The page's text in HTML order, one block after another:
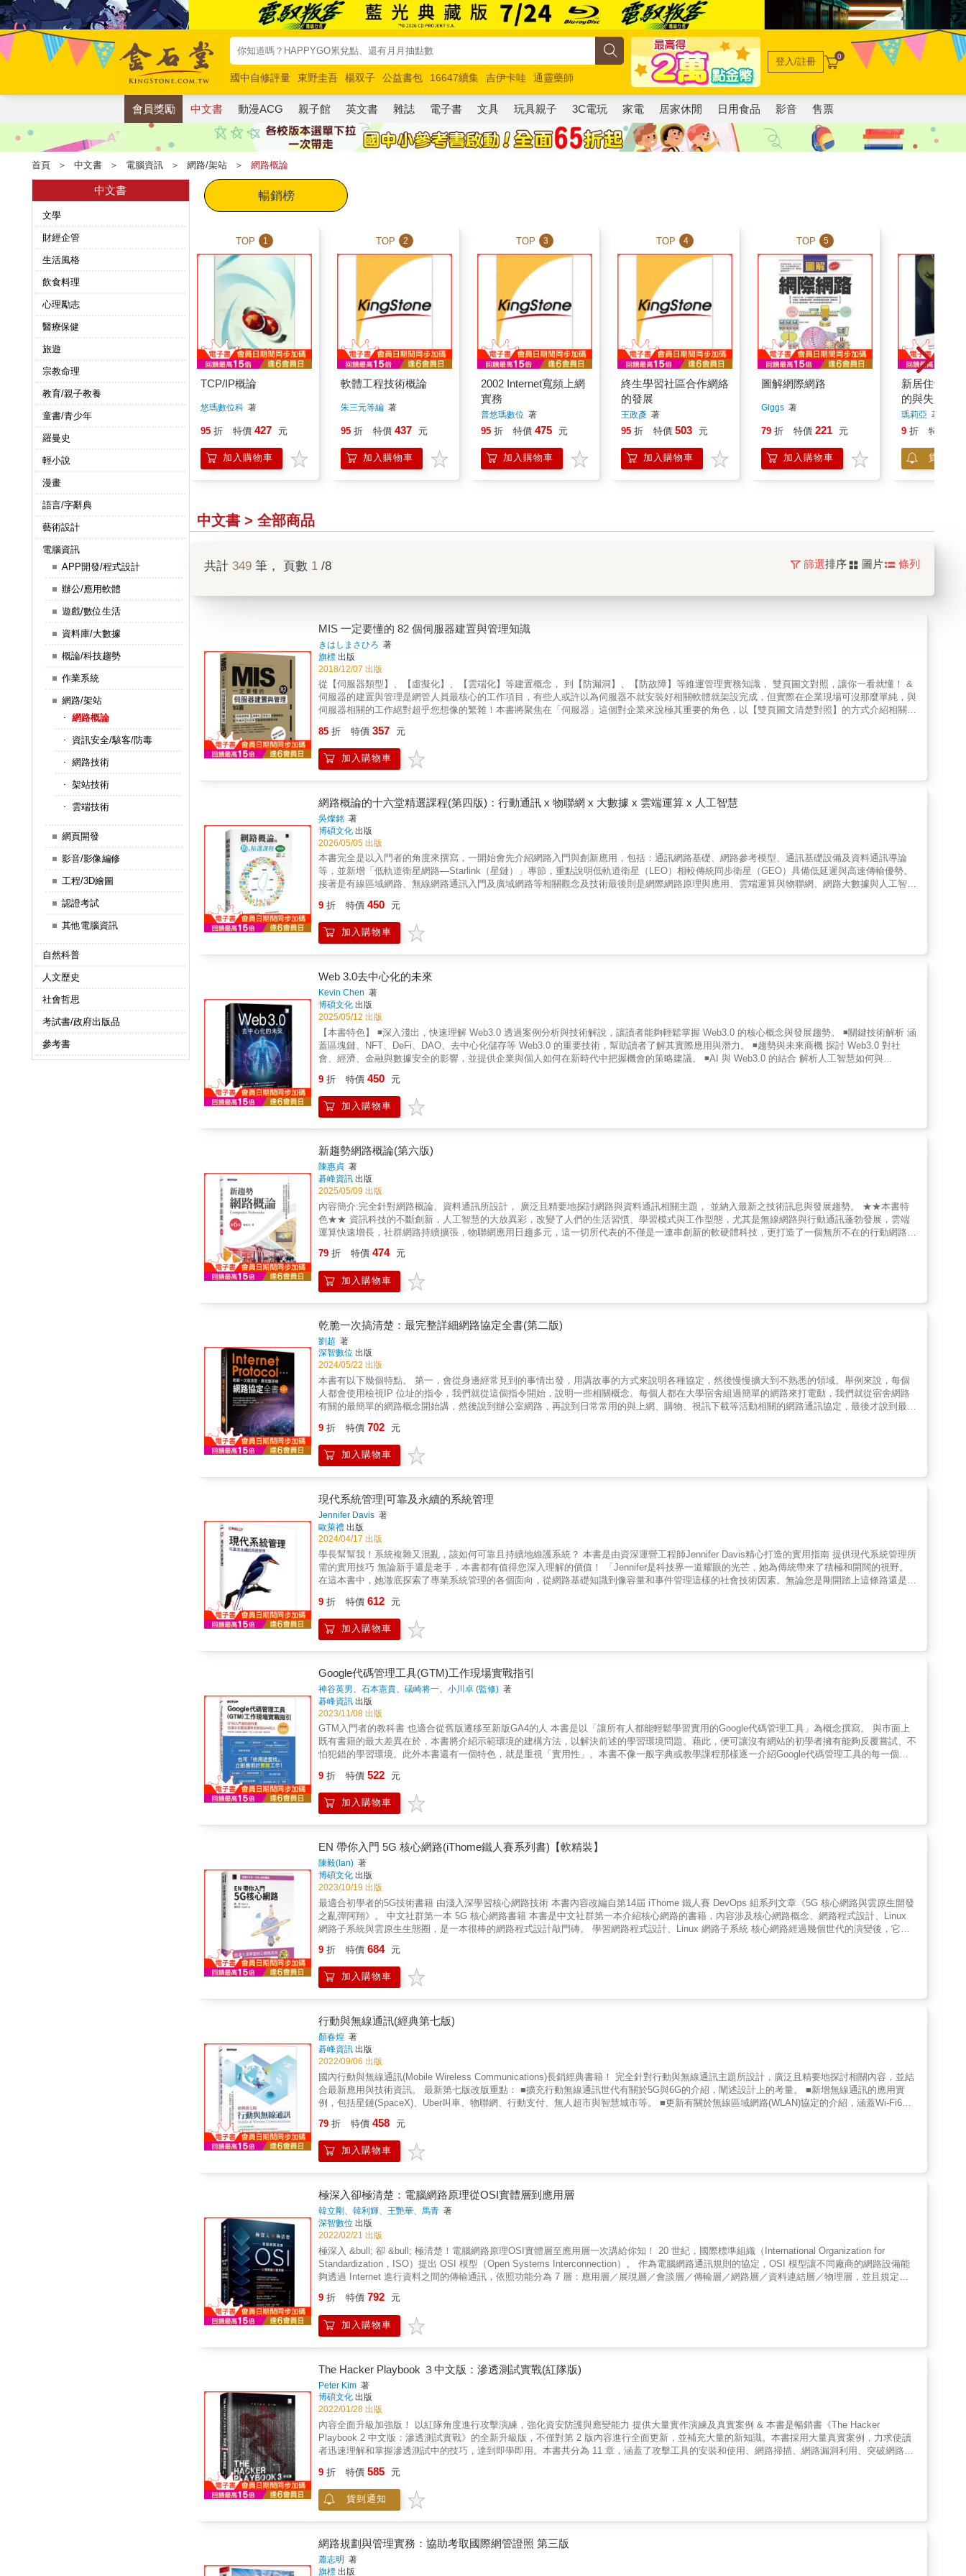
國中自修評量 東野圭吾 楊双子 公益書包 16647續集 吉伊卡哇
通靈藥師
唯紅花綻放
奧德賽 路邊攤新作 馬斯克 玩具總動員5 超慢跑
登入/註冊 0
會員獎勵 中文書 動漫ACG 親子館 英文書 雜誌 電子書 文具 玩具親子 3C電玩 家電 居家休閒 日用食品 影音 售票
首頁 ＞ 中文書 ＞ 電腦資訊 ＞ 網路/架站 ＞ 網路概論
中文書
文學
財經企管
生活風格
飲食料理
心理勵志
醫療保健
旅遊
宗教命理
教育/親子教養
童書/青少年
羅曼史
輕小說
漫畫
語言/字辭典
藝術設計
電腦資訊
APP開發/程式設計
辦公/應用軟體
遊戲/數位生活
資料庫/大數據
概論/科技趨勢
作業系統
網路/架站
網路概論
資訊安全/駭客/防毒
網路技術
架站技術
雲端技術
網頁開發
影音/影像編修
工程/3D繪圖
認證考試
其他電腦資訊
自然科普
人文歷史
社會哲思
考試書/政府出版品
參考書
暢銷榜
TOP 1
TCP/IP概論
悠瑪數位科著
95 折 特價 427 元
加入購物車
TOP 2
軟體工程技術概論
朱三元等編著
95 折 特價 437 元
加入購物車
TOP 3
2002 Internet寬頻上網
實務
普悠瑪數位 著
95 折 特價 475 元
加入購物車
TOP 4
終生學習社區合作網絡
的發展
王政彥著
95 折 特價 503 元
加入購物車
TOP 5
圖解網際網路
Giggs著
79 折 特價 221 元
加入購物車
新居住體：
的與失序的
瑪莉亞 著
9 折 特價
貨到通
中文書 > 全部商品
共計 349 筆， 頁數 1 /8 篩選排序 圖片 條列
MIS 一定要懂的 82 個伺服器建置與管理知識
きはしまさひろ 著
旗標 出版
2018/12/07 出版
從【伺服器類型】、【虛擬化】、【雲端化】等建置概念， 到【防漏洞】、【防故障】等維運管理實務知識， 雙頁圖文對照，讓你一看就懂！ &
伺服器的建置與管理是網管人員最核心的工作項目，有些人或許以為伺服器不就安裝好相關軟體就架設完成，但實際在企業現場可沒那麼單純，與
伺服器相關的工作絕對超乎您想像的繁雜！本書將聚焦在「伺服器」這個對企業來說極其重要的角色，以【雙頁圖文清楚對照】的方式介紹相關重
虛擬化、雲端化等 IT 技術持續發展，網管人員該如何與時俱進、在伺服器的建置上因應這些新議題？本書將列舉常見的對內、對外伺服器，讓您
完整認識其用途以及建置時必須注意的要點。 伺服器建置完成後，之後的維運管理工作更是重中之重，因為企業伺服器哪怕故障個 10 秒就可能造
成重大損失！本書也將大幅介紹預防伺服器故障、伺服器的資安防護、平時的效能監控、備份還原工作....等重要維運管理知識。 期盼本書能對有
選擇重點 ●RAID、Teaming、Clustering、負載平衡等因應故障的技術 ●遠端管理、系統更新、定期備份&hellip;等維護管理工作
85 折 特價 357 元
加入購物車
網路概論的十六堂精選課程(第四版)：行動通訊 x 物聯網 x 大數據 x 雲端運算 x 人工智慧
吳燦銘 著
博碩文化 出版
2026/05/05 出版
本書完全是以入門者的角度來撰寫，一開始會先介紹網路入門與創新應用，包括：通訊網路基礎、網路參考模型、通訊基礎設備及資料通訊導論
等，並新增「低軌道衛星網路—Starlink（星鏈）」專節，重點說明低軌道衛星（LEO）相較傳統同步衛星（GEO）具備低延遲與高速傳輸優勢。
接著是有線區域網路、無線網路通訊入門及廣域網路等相關觀念及技術最後則是網際網路原理與應用、雲端運算與物聯網、網路大數據與人工智慧
訊網路基礎、網路參考模型、通訊基礎設備及資料通訊導論等，這些單元就是希望快速建立各種網路的基礎知識，有了這些知識背景後，接下來的
單元，就會為各位介紹有線區域網路、無線網路通訊入門及廣域網路等相關觀念及技術。在廣域網路單元中，本次改版新增「低軌道衛星網路—
Starlink（星鏈）」專節，重點說明低軌道衛星（LEO）相較傳統同步衛星（GEO）具備低延遲與高速傳輸優勢，並簡述其三層網路架構與在偏遠
會逐一談論到這些網路協定內涵與應用、封包格式，以及實作原理的展現，期許幫助大家更深入網路概論的分層架構的核心理論。在本書最後則會
介紹最新網際網路原理與應用、網路與資訊安全導論、網路管理相關議題、雲端運算與物聯網、網路大數據與人工智慧等。希望這本難易適中的網
路概論，可以符合網路概論課程入門教材的需求，以幫助各位學習這些不易理解的知識。❖本書特色❖★快速建立網路基礎知識有線區域網路、無
線網路通訊入門、廣域網路。★深入網路分層架構核心IP 位址封包與路由、IPv6 的發展與未來、UTP 與 TCP 協定、DNS 運作架構及査詢流程、
DHCP 觀念與運作流程、ARP 與 ICMP。★最新網路原理與應用資訊安全、網路管理、雲端運算與物聯網、大數據與人工智慧。★低軌道衛星
（LEO）與 Starlink 網路架構低延遲高速傳輸的全球連網技術、新世代網際網路基礎建設趨勢❖適用讀者❖☛欲全面瞭解網路概論的入門讀者☛希
望系統性學習最新網路技術運用的相關從業人員☛大專院校修習網路概論相關課程的師生
9 折 特價 450 元
加入購物車
Web 3.0去中心化的未來
Kevin Chen 著
博碩文化 出版
2025/05/12 出版
【本書特色】 ◾深入淺出，快速理解 Web3.0 透過案例分析與技術解說，讓讀者能夠輕鬆掌握 Web3.0 的核心概念與發展趨勢。 ◾關鍵技術解析 涵
蓋區塊鏈、NFT、DeFi、DAO、去中心化儲存等 Web3.0 的重要技術，幫助讀者了解其實際應用與潛力。 ◾趨勢與未來商機 探討 Web3.0 對社
會、經濟、金融與數據安全的影響，並提供企業與個人如何在新時代中把握機會的策略建議。 ◾AI 與 Web3.0 的結合 解析人工智慧如何與
包括技術限制、監管風險及用戶教育等議題。 這本書不僅適合科技從業者、投資者，也適合對 Web3.0 充滿好奇的讀者，帶領你一探未來數位世
界的無限可能。 本書全面解析網際網路的進化歷程，從以平台為核心的 Web2.0 時代，到強調個人數據主權與去中心化應用的 Web3.0。本書深入
探討區塊鏈、智慧合約、去中心化金融（DeFi）、去中心化自治組織（DAO）等關鍵技術，並剖析 Web3.0 如何重塑數位經濟、社交媒體、數據
9 折 特價 450 元
加入購物車
新趨勢網路概論(第六版)
陳惠貞 著
碁峰資訊 出版
2025/05/09 出版
內容簡介:完全針對網路概論、資料通訊所設計， 廣泛且精要地探討網路與資料通訊相關主題， 並納入最新之技術訊息與發展趨勢。 ★★本書特
色★★ 資訊科技的不斷創新，人工智慧的大放異彩，改變了人們的生活習慣、學習模式與工作型態，尤其是無線網路與行動通訊蓬勃發展，雲端
運算快速增長，社群網路持續擴張，物聯網應用日趨多元，這一切所代表的不僅是一連串創新的軟硬體科技，更打造了一個無所不在的行動網路平
無線通訊技術(RFID、NFC)、無線區域網路(Wi-Fi 6/6E/7/8、Wi-Fi Direct)、5G(5G NR)、5G Advanced、雲端運算的服務模式與部署模式、物聯
網的架構與應用、資訊安全、無線網路安全等，讓讀者擁有扎實的學理基礎，並掌握最新的資訊脈動。 ★★教學建議★★ 本書適合作為大專院校
的課程教材，以及專業技術人員自學之用。內容共分成四篇，包括「網路基礎」、「網路類型」、「通訊協定」和「網路管理」，並細分成15
79 折 特價 474 元
加入購物車
乾脆一次搞清楚：最完整詳細網路協定全書(第二版)
劉超 著
深智數位 出版
2024/05/22 出版
本書有以下幾個特點。 第一，會從身邊經常見到的事情出發，用講故事的方式來說明各種協定，然後慢慢擴大到不熟悉的領域。舉例來說，每個
人都會使用檢視IP 位址的指令，我們就從這個指令開始，說明一些相關概念。每個人都在大學宿舍組過簡單的網路來打電動，我們就從宿舍網路
有關的最簡單的網路概念開始講，然後說到辦公室網路，再說到日常常用的與上網、購物、視訊下載等活動相關的網路通訊協定，最後才說到最陌
訊協定時會更加接近使用場景，將各個層次的關係串連起來，而非孤立地說明某個概念。常見的電腦網路課程常常會按照網路分層，一層一層地
講，卻很少講層與層之間的關係。舉例來說，我們在學習路由式通訊協定的時候，在真實場景中，這麼多的演算法和二層是什麼關係呢？和四層又
是什麼關係呢？再舉例來說，我們在真實的網路通訊中造訪一個網站、進行一次支付，那麼在TCP 三次驗證的時候，IP 層在做什麼？ MAC 層在
一步加深對於網路通訊協定的了解。 透過學習本書，讀者一方面可以了解這些網路通訊協定的真實應用場景，另一方面也可以透過上手使用雲端
運算、容器、微服務來進一步加深對於網路通訊協定的了解。 &
9 折 特價 702 元
加入購物車
現代系統管理|可靠及永續的系統管理
Jennifer Davis 著
歐萊禮 出版
2024/04/17 出版
學長幫幫我！系統複雜又混亂，該如何可靠且持續地維護系統？ 本書是由資深運營工程師Jennifer Davis精心打造的實用指南 提供現代系統管理所
需的實用技巧 無論新手還是老手，本書都有值得您深入理解的價值！ 「Jennifer是科技界一道耀眼的光芒，她為傳統帶來了積極和開闊的視野。
在這本書中，她澈底探索了專業系統管理的各個面向，從網路基礎知識到像容量和事件管理這樣的社會技術因素。無論您是剛開踏上這條路還是在
務的演進，該如何可靠且持續地維護系統呢？在這本實用指南中，作者Jennifer Davis詳細描述現代場景、環境、實踐和技術，為系統管理員和注
重可操作性的開發人員指引明確的方向。 本書不僅關注於每一種可用工具和服務的細節，還分享了系統管理的技術、實踐和決策背景，讓您能夠
理解各種選擇，並決定何者對您的系統最為適合。 本書內容： ‧系統推論：探索系統基本原理，理性思考您的選擇，並了解各個組件如何相互連接
控資料 ‧系統擴展：透過容量規劃、具有彈性的值班方式和強化應變能力來提高可持續性
9 折 特價 612 元
加入購物車
Google代碼管理工具(GTM)工作現場實戰指引
神谷英男、石本憲貴、礒崎将一、小川卓 (監修) 著
碁峰資訊 出版
2023/11/08 出版
GTM入門者的教科書 也適合從舊版遷移至新版GA4的人 本書是以「讓所有人都能輕鬆學習實用的Google代碼管理工具」為概念撰寫。 與市面上
既有書籍的最大差異在於，本書將介紹示範環境的建構方法，以解決前述的學習環境問題。藉此，便可讓沒有網站的初學者擁有能夠反覆嘗試、不
怕犯錯的學習環境。此外本書還有一個特色，就是重視「實用性」。本書不像一般字典或教學課程那樣逐一介紹Google代碼管理工具的每一個功
管理工具的核心知識與技術。如此一來，各位就能夠自行設定、查詢各式各樣的應用方法。 同時理解行銷與技術，並透過橋接及融合兩者來創造
綜效的專業人士稱為「行銷技術人員」。這是個尚未被廣泛認識的專業領域，但預計今後其需求與必要性將日益增長。而對於想成為行銷技術人員
的人來說，Google代碼管理工具就是跨出第一步的最合適工具。
9 折 特價 522 元
加入購物車
EN 帶你入門 5G 核心網路(iThome鐵人賽系列書)【軟精裝】
陳毅(Ian) 著
博碩文化 出版
2023/10/19 出版
最適合初學者的5G技術書籍 由淺入深學習核心網路技術 本書內容改編自第14屆 iThome 鐵人賽 DevOps 組系列文章《5G 核心網路與雲原生開發
之亂彈阿翔》。 中文社群第一本 5G 核心網路書籍 本書是中文社群第一本介紹核心網路的書籍，內容涉及核心網路概念、網路程式設計、Linux
網路子系統與雲原生生態圈，是一本很棒的網路程式設計敲門磚。 學習網路程式設計、Linux 網路子系統 核心網路經過幾個世代的演變後，它已
路，甚至是使用 Linux 網路子系統的幾項核心技術加速資料層的傳輸。 透過核心網路學習微服務架構的設計思想 核心網路是極度複雜的網路程
式，現有的 3GPP 規格書提出的 5G 核心網路架構也與微服務架構的概念十分相似，這讓我們在開發上能夠借鑒微服務架構的核心精神，將核心
網路打造成雲原生應用程式。 化繁為簡！筆者帶你學習如何閱讀規格書 本書將會簡單介紹幾個核心網路中常見的工作流程，以及每個流程中常見
相關開發工具的詳細介紹 為了讓讀者能快速的上手，筆者會針對 free5GC 目前使用到的技術或是雲原生開發生態圈的技術進行介紹，主要包含
了：Go 語言（注重在並行程式與網路程式設計的部分）、容器化技術（包含 Docker 與 Kubernetes）、CICD 工具、Linux系統的基本知識。 專
業推薦 作者在書中所分享的知識和經驗，是他在學習和實踐中的珍貴心得。對於想入門5G核心網路技術的讀者們，這本書將是你的最佳選擇。－
－禾薪科技主管｜Tim 這本書從核心網路的演進和基本的核心網路的網路元件介紹，鉅細靡遺的勾劃出5G核心網路的架構，並且將其對開源軟體
的熱情和豐富的開發經驗，對三個重要的5G核心網路的網路元件實作做了詳細的描述，使讀者不只是了解原理，還可以知道實際的程式如何撰
寫。－－國立陽明交通大學 資訊學院 副教授｜陳健 強烈推薦這本書給所有尋求深入了解 5G 核心網路的讀者。希望台灣有越來越多的技術人才能
夠投入到 5G 產業，為 5G 國家隊貢獻一份心力。－－國立陽明交通大學 資訊學院 講座教授兼院長｜陳志成 &
9 折 特價 684 元
加入購物車
行動與無線通訊(經典第七版)
顏春煌 著
碁峰資訊 出版
2022/09/06 出版
國內行動與無線通訊(Mobile Wireless Communications)長銷經典書籍！ 完全針對行動與無線通訊主題所設計，廣泛且精要地探討相關內容，並結
合最新應用與技術資訊。 最新第七版改版重點： ■擴充行動無線通訊世代有關於5G與6G的介紹，闡述設計上的考量。 ■新增無線通訊的應用實
例，包括星鏈(SpaceX)、Uber叫車、物聯網、行動支付、無人超市與智慧城市等。 ■更新有關於無線區域網路(WLAN)協定的介紹，涵蓋Wi-Fi6與
的，但是電磁波的生物效應卻也是眾人的隱憂，所以建立正確的認知是很重要的。 ■通訊的原理：詳細介紹訊號(signal)、調變(modulation)與多重
存取(multiple access)技術有詳細的介紹，樹立通訊原理的專業背景。 ■認識無線通訊的術語：行動與無線通訊裡的專業術語多而分岐，像1G、
2G、3G、4G、5G與6G代表什麼？合作式通訊與中繼技術有什麼用途？什麼是無線寬頻（WiBB，Wireless Broadband）上網？書中都有清楚的解
介紹相關應用與開發技術，如SMS、MMS、MVPN、公眾無線區域網路(Public Wireless LAN) 、WiMAX、LTE、NFC、RFID、行動定位與行動
商務等主題。 ■行動與無線通訊的資安問題：闡述KRACK對於WPA2安全協定的威脅。深入說明行動化安全防護的問題，如：BOYD、CYOD與
COPE的使用導入模式，以及MDM與MAM等行動載具的安全管理機制。 ■行動與無線通訊的相關技術、環境以及應用開發：大家一定都聽過
APP，或是雲端服務，這些新發展都跟行動與無線通訊技術有關。 ■書前提供課本導讀，可以在正式學習前，就有全盤的概念及學習方向；而書末
則附有完整索引及無線通訊辭典，方便快速查詢專有名詞、術語與概念。 ■內文適時補充相關知識、新訊與思考活動，能增加學習廣度；而章末另
附常見問答集及自我評量，可供分組互動或進行練習。
79 折 特價 458 元
加入購物車
極深入卻極清楚：電腦網路原理從OSI實體層到應用層
韓立剛、韓利輝、王艷華、馬青 著
深智數位 出版
2022/02/21 出版
極深入 &bull; 卻 &bull; 極清楚！電腦網路原理OSI實體層至應用層一次講給你知！ 20 世紀，國際標準組織（International Organization for
Standardization，ISO）提出 OSI 模型（Open Systems Interconnection）。 作為電腦網路通訊規則的協定，OSI 模型讓不同廠商的網路設備能
夠透過 Internet 進行資料之間的傳輸通訊，依照功能分為 7 層：應用層／展現層／會談層／傳輸層／網路層／資料連結層／物理層，並且規定每
體，因此本書先從應用層協定開始講解，接著依照協定分層高至低順序講解，依次是傳輸層、網路層、資料連結層、物理層，將其他較為抽象的
OSI 參考模型、IPv6、網路安全放至後面章節講解。 ．．． ▅▆▇ 深入並清楚的DETAILS！ 本書著重說明電腦網路通訊過程與各層級協定的細
節，亦清晰地陳述如何設定網路裝置來驗證原理，以及所學理論可應用之處。 ．．． ▅▆▇ 本書重點 ★ 路由器／交換機／Hub：長得一樣，功
結層、物理層、光纖、銅線、CAT5/6/7/8、OSI標準 ★ 最先近的IPv6 &mdash;&mdash; 物聯網就靠這個用不完的IP位址來達成
9 折 特價 792 元
加入購物車
The Hacker Playbook ３中文版：滲透測試實戰(紅隊版)
Peter Kim 著
博碩文化 出版
2022/01/28 出版
內容全面升級加強版！ 以紅隊角度進行攻擊演練，強化資安防護與應變能力 提供大量實作演練及真實案例 & 本書是暢銷書《The Hacker
Playbook 2 中文版：滲透測試實戰》的全新升級版，不僅對第 2 版內容進行全面更新，並補充大量的新知識。本書採用大量真實案例，力求使讀
者迅速理解和掌握滲透測試中的技巧，達到即學即用。本書共分為 11 章，涵蓋了攻擊工具的安裝和使用、網路掃描、網路漏洞利用、突破網路、
在偵測、應變方面的速度與能力，並提供分析報告，讓企業組織掌握問題所在，例如：您的事件應變團隊是否配備應有的工具、技術以及專責人員
來進行偵測並緩解攻擊？他們需要花多久時間來執行這些任務，以及是否解決了問題？這就是紅隊人員進行測試、驗證的目的。 & 本書將全面升
級您的駭客技術、攻擊流程和路徑。內容聚焦於真實案例和攻擊，並向您展示各種不會被捕獲的攻擊手法&mdash;&mdash;找尋初始進入點、漏洞
9 折 特價 585 元
貨到通知
網路規劃與管理實務：協助考取國際網管證照 第三版
蕭志明 著
旗標 出版